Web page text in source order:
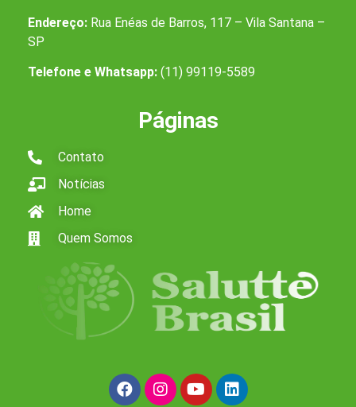
Endereço: Rua Enéas de Barros, 117 – Vila Santana –
SP
Telefone e Whatsapp: (11) 99119-5589
Páginas
Contato
Notícias
Home
Quem Somos